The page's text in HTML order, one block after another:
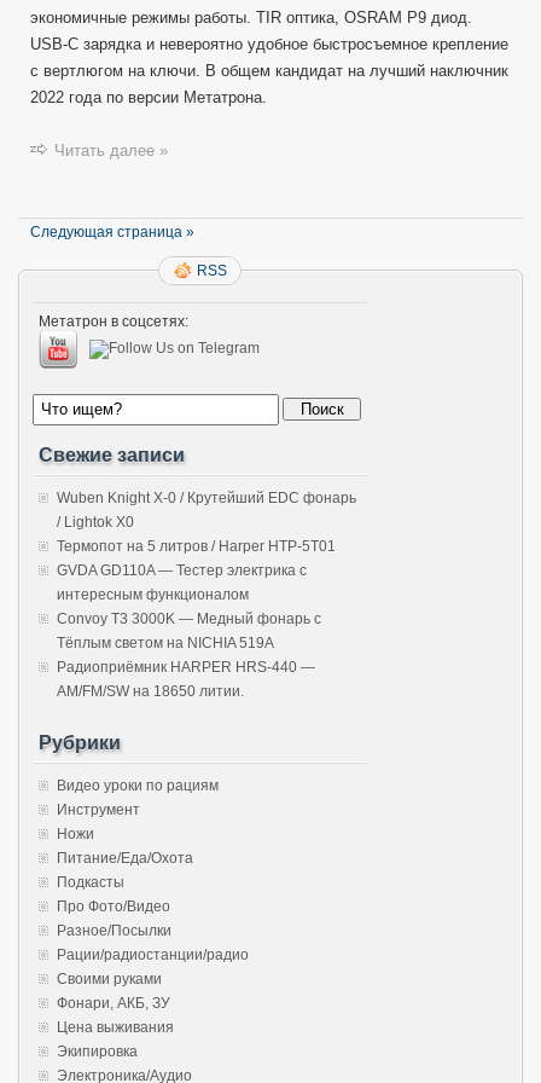
экономичные режимы работы. TIR оптика, OSRAM P9 диод.
USB-C зарядка и невероятно удобное быстросъемное крепление
с вертлюгом на ключи. В общем кандидат на лучший наключник
2022 года по версии Метатрона.
Читать далее »
Следующая страница »
RSS
Метатрон в соцсетях:
Свежие записи
Wuben Knight X-0 / Крутейший EDC фонарь
/ Lightok X0
Термопот на 5 литров / Harper HTP-5T01
GVDA GD110A — Тестер электрика с
интересным функционалом
Convoy T3 3000K — Медный фонарь с
Тёплым светом на NICHIA 519A
Радиоприёмник HARPER HRS-440 —
AM/FM/SW на 18650 литии.
Рубрики
Видео уроки по рациям
Инструмент
Ножи
Питание/Еда/Охота
Подкасты
Про Фото/Видео
Разное/Посылки
Рации/радиостанции/радио
Своими руками
Фонари, АКБ, ЗУ
Цена выживания
Экипировка
Электроника/Аудио